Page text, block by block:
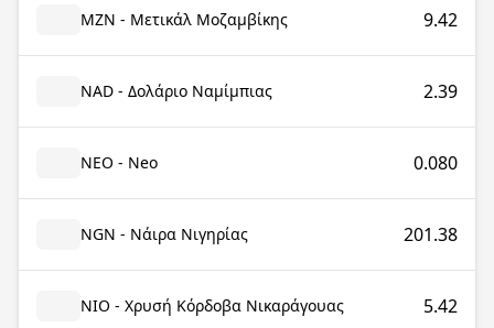
MZN - Μετικάλ Μοζαμβίκης 9.42
NAD - Δολάριο Ναμίμπιας 2.39
NEO - Neo 0.080
NGN - Νάιρα Νιγηρίας 201.38
NIO - Χρυσή Κόρδοβα Νικαράγουας 5.42